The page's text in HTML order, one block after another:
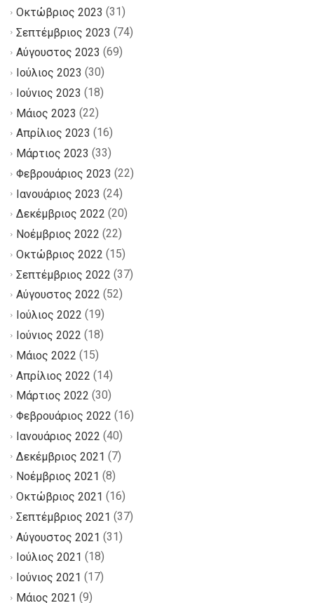
Οκτώβριος 2023 (31)
Σεπτέμβριος 2023 (74)
Αύγουστος 2023 (69)
Ιούλιος 2023 (30)
Ιούνιος 2023 (18)
Μάιος 2023 (22)
Απρίλιος 2023 (16)
Μάρτιος 2023 (33)
Φεβρουάριος 2023 (22)
Ιανουάριος 2023 (24)
Δεκέμβριος 2022 (20)
Νοέμβριος 2022 (22)
Οκτώβριος 2022 (15)
Σεπτέμβριος 2022 (37)
Αύγουστος 2022 (52)
Ιούλιος 2022 (19)
Ιούνιος 2022 (18)
Μάιος 2022 (15)
Απρίλιος 2022 (14)
Μάρτιος 2022 (30)
Φεβρουάριος 2022 (16)
Ιανουάριος 2022 (40)
Δεκέμβριος 2021 (7)
Νοέμβριος 2021 (8)
Οκτώβριος 2021 (16)
Σεπτέμβριος 2021 (37)
Αύγουστος 2021 (31)
Ιούλιος 2021 (18)
Ιούνιος 2021 (17)
Μάιος 2021 (9)